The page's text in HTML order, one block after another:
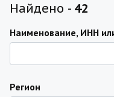
Найдено - 42
Наименование, ИНН
Регион